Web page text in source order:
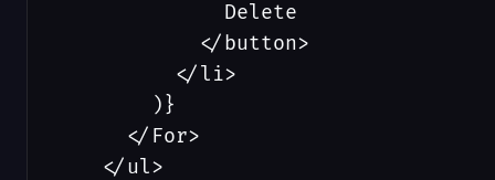
              Delete
            </button>
          </li>
        )}
      </For>
    </ul>